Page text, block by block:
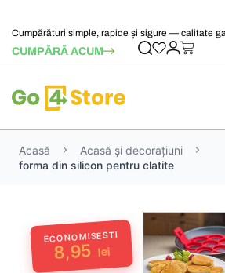
Cumpărături simple, rapide și sigure — calitate
CUMPĂRĂ ACUM
Acasă
Acasă și decorațiuni
forma din silicon pentru clatite
ECONOMISESTI
8,95 lei